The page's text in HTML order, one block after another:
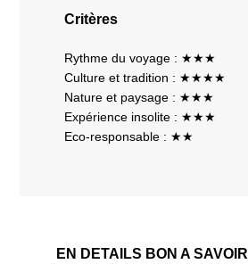
Critères
Rythme du voyage : ★★★
Culture et tradition : ★★★★
Nature et paysage : ★★★
Expérience insolite : ★★★
Eco-responsable : ★★
EN DETAILS BON A SAVOIR